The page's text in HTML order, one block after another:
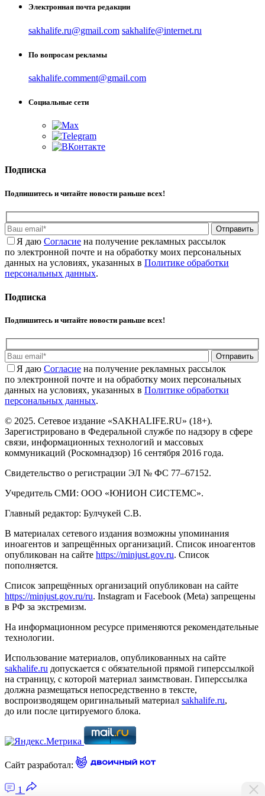
Электронная почта редакции
sakhalife.ru@gmail.com sakhalife@internet.ru
По вопросам рекламы
sakhalife.comment@gmail.com
Социальные сети
Подписка
Подпишитесь и читайте новости раньше всех!
Отправить
Я даю Cогласие на получение рекламных рассылок
по электронной почте и на обработку моих персональных
данных на условиях, указанных в Политике обработки
персональных данных.
Подписка
Подпишитесь и читайте новости раньше всех!
Отправить
Я даю Cогласие на получение рекламных рассылок
по электронной почте и на обработку моих персональных
данных на условиях, указанных в Политике обработки
персональных данных.
© 2025. Сетевое издание «SAKHALIFE.RU» (18+).
Зарегистрировано в Федеральной службе по надзору в сфере
связи, информационных технологий и массовых
коммуникаций (Роскомнадзор) 16 сентября 2016 года.
Свидетельство о регистрации ЭЛ № ФС 77–67152.
Учредитель СМИ: ООО «ЮНИОН СИСТЕМС».
Главный редактор: Булчукей С.В.
В материалах сетевого издания возможны упоминания
иноагентов и запрещённых организаций. Список иноагентов
опубликован на сайте https://minjust.gov.ru. Список
пополняется.
Список запрещённых организаций опубликован на сайте
https://minjust.gov.ru/ru. Instagram и Facebook (Metа) запрещены
в РФ за экстремизм.
На информационном ресурсе применяются рекомендательные
технологии.
Использование материалов, опубликованных на сайте
sakhalife.ru допускается с обязательной прямой гиперссылкой
на страницу, с которой материал заимствован. Гиперссылка
должна размещаться непосредственно в тексте,
воспроизводящем оригинальный материал sakhalife.ru,
до или после цитируемого блока.
Сайт разработал:
1